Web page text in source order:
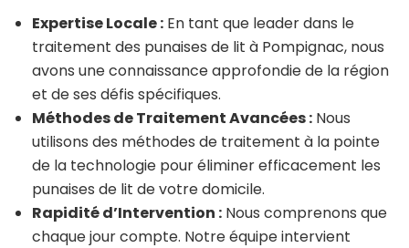
Expertise Locale : En tant que leader dans le
traitement des punaises de lit à Pompignac, nous
avons une connaissance approfondie de la région
et de ses défis spécifiques.
Méthodes de Traitement Avancées : Nous
utilisons des méthodes de traitement à la pointe
de la technologie pour éliminer efficacement les
punaises de lit de votre domicile.
Rapidité d’Intervention : Nous comprenons que
chaque jour compte. Notre équipe intervient